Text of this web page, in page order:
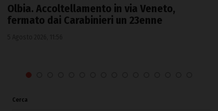
Olbia. Accoltellamento in via Veneto,
fermato dai Carabinieri un 23enne
Cerca